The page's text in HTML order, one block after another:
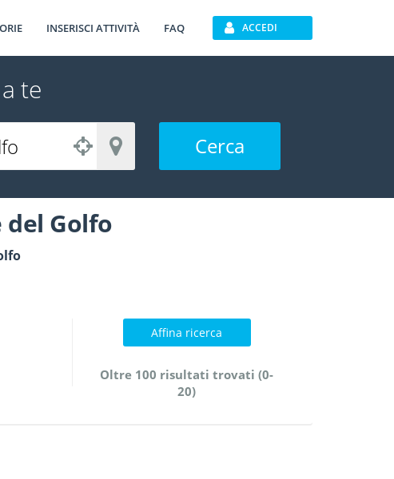
INSERISCI ATTIVITÀ FAQ ACCEDI
te
Cerca
del Golfo
Affina ricerca
Oltre 100 risultati trovati (0-
20)